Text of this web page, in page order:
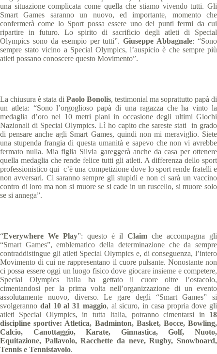
una situazione complicata come quella che stiamo vivendo tutti. Gli
Smart Games saranno un nuovo, ed importante, momento che
confermerà come lo Sport possa essere uno dei punti fermi da cui
ripartire in futuro. Lo spirito di sacrificio degli atleti di Special
Olympics sono da esempio per tutti”.Giuseppe Abbagnale: “Sono
sempre stato vicino a Special Olympics, l’auspicio è che sempre più
atleti possano conoscere questo Movimento”.
La chiusura è stata di Paolo Bonolis, testimonial ma soprattutto papà di
un atleta: “Sono l’orgoglioso papà di una ragazza che ha vinto la
medaglia d’oro nei 10 metri piani in occasione degli ultimi Giochi
Nazionali di Special Olympics. Lì ho capito che sareste stati in grado
di pensare anche agli Smart Games, quindi non mi meraviglio. Siete
una stupenda frangia di questa umanità e sapevo che non vi avrebbe
fermato nulla. Mia figlia Silvia gareggerà anche da casa per ottenere
quella medaglia che rende felice tutti gli atleti. A differenza dello sport
professionistico qui c’è una competizione dove lo sport rende fratelli e
non avversari. Ci saranno sempre gli stupidi e non ci sarà un vaccino
contro di loro ma non si muore se si cade in un ruscello, si muore solo
se si annega”.
“Everywhere We Play”: questo è il Claim che accompagna gli
“Smart Games”, emblematico della determinazione che da sempre
contraddistingue gli atleti Special Olympics e, di conseguenza, l’intero
Movimento di cui ne rappresentano il cuore pulsante. Nonostante non
ci possa essere oggi un luogo fisico dove giocare insieme e competere,
Special Olympics Italia ha gettato il cuore oltre l’ostacolo,
cimentandosi per la prima volta nell’organizzazione di un evento
assolutamente nuovo, diverso. Le gare degli “Smart Games” si
svolgeranno dal 10 al 31 maggio, al sicuro, in casa propria dove gli
atleti Special Olympics, in tutta Italia, potranno cimentarsi in 18
discipline sportive: Atletica, Badminton, Basket, Bocce, Bowling,
Calcio, Canottaggio, Karate, Ginnastica, Golf, Nuoto,
Equitazione, Pallavolo, Racchette da neve, Rugby, Snowboard,
Tennis e Tennistavolo.